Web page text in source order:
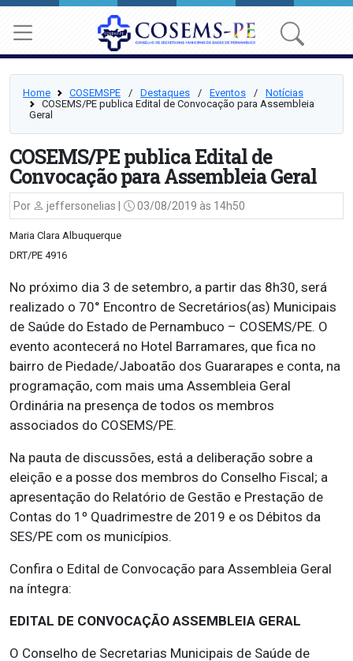
Home COSEMSPE ⠀/⠀ Destaques ⠀/⠀ Eventos ⠀/⠀ Notícias
COSEMS/PE publica Edital de Convocação para Assembleia
Geral
COSEMS/PE publica Edital de
Convocação para Assembleia Geral
Por jeffersonelias | 03/08/2019 às 14h50
Maria Clara Albuquerque
DRT/PE 4916
No próximo dia 3 de setembro, a partir das 8h30, será
realizado o 70° Encontro de Secretários(as) Municipais
de Saúde do Estado de Pernambuco – COSEMS/PE. O
evento acontecerá no Hotel Barramares, que fica no
bairro de Piedade/Jaboatão dos Guararapes e conta, na
programação, com mais uma Assembleia Geral
Ordinária na presença de todos os membros
associados do COSEMS/PE.
Na pauta de discussões, está a deliberação sobre a
eleição e a posse dos membros do Conselho Fiscal; a
apresentação do Relatório de Gestão e Prestação de
Contas do 1º Quadrimestre de 2019 e os Débitos da
SES/PE com os municípios.
Confira o Edital de Convocação para Assembleia Geral
na íntegra:
EDITAL DE CONVOCAÇÃO ASSEMBLEIA GERAL
O Conselho de Secretarias Municipais de Saúde de